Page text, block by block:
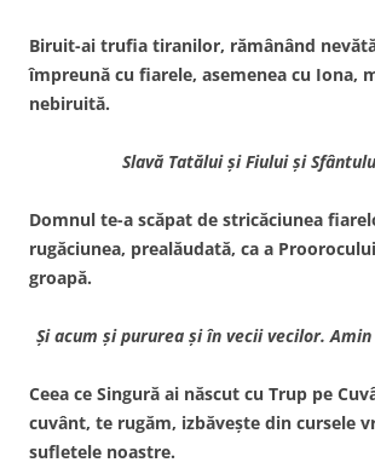
Biruit-ai trufia tiranilor, rămânând
împreună cu fiarele, asemenea cu Iona,
nebiruită.
Slavă Tatălui şi Fiului şi
Domnul te-a scăpat de stricăciunea
rugăciunea, prealăudată, ca a
groapă.
Şi acum şi pururea şi în vecii vecilor.
Ceea ce Singură ai născut cu Trup pe
cuvânt, te rugăm, izbăveşte din cursele
sufletele noastre.